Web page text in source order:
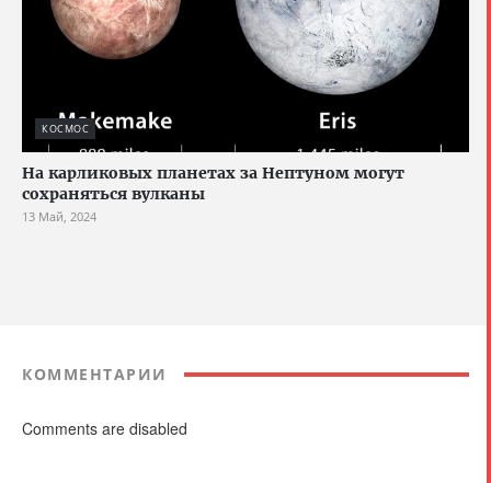
КОСМОС
На карликовых планетах за Нептуном могут
сохраняться вулканы
13 Май, 2024
КОММЕНТАРИИ
Comments are disabled